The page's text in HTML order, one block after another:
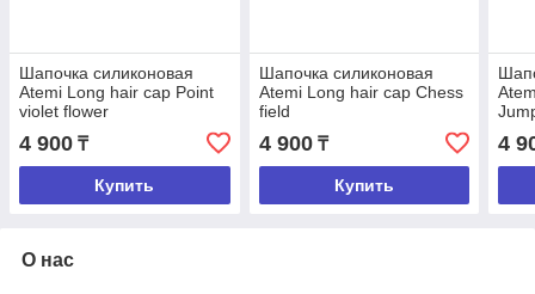
Шапочка силиконовая
Atemi Long hair cap Point
violet flower
4 900 ₸
Купить
Шапочка силиконовая
Atemi Long hair cap Chess
field
4 900₸
Купить
4
О нас